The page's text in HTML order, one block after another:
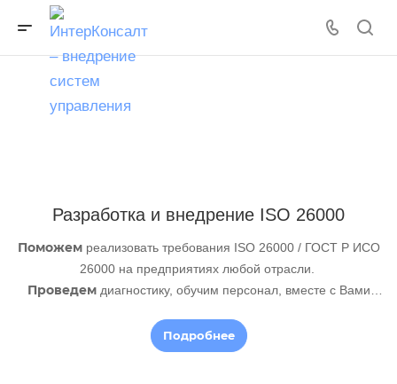
Разработка и внедрение ISO 26000
Поможемреализовать требования ISO 26000 / ГОСТ Р ИСО
26000 на предприятиях любой отрасли.
Проведемдиагностику, обучим персонал, вместе с Вами
Подробнее